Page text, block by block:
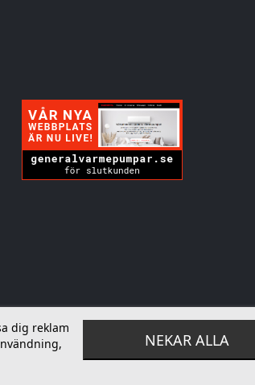
dig reklam
NEKAR ALLA